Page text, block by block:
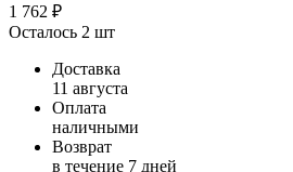
1 762 ₽
Осталось 2 шт
Доставка
11 августа
Оплата
наличными
Возврат
в течение 7 дней